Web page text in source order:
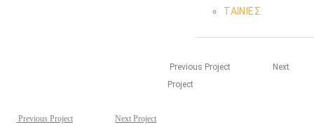
ΤΑΙΝΙΕΣ
Previous Project
Next
Project
Previous Project Next Project